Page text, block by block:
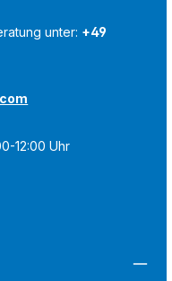
unter: +49
12:00 Uhr